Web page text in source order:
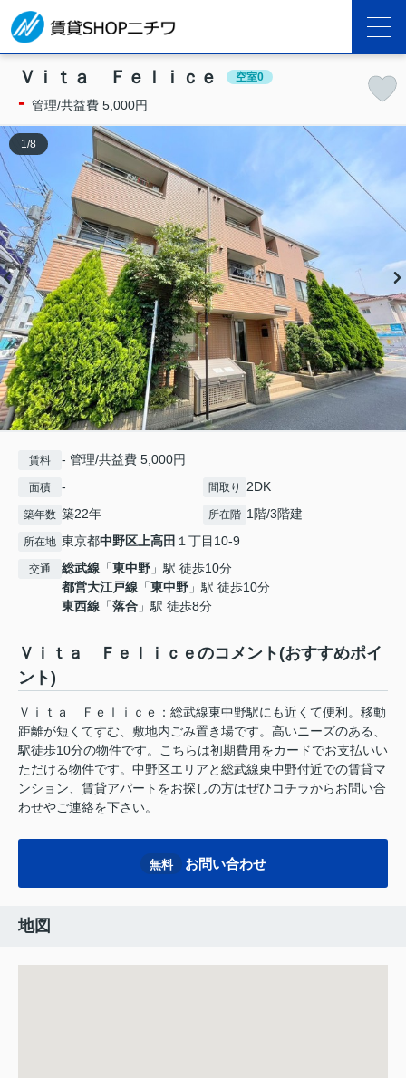
Ｖｉｔａ Ｆｅｌｉｃｅ 空室0
- 管理/共益費 5,000円
1 /8
賃料 - 管理/共益費 5,000円
面積 - 間取り 2DK
築年数 築22年 所在階 1階/3階建
所在地 東京都中野区 上高田 １丁目10-9
交通 総武線 「東中野 」駅 徒歩10分
都営大江戸線 「東中野 」駅 徒歩10分
東西線 「落合 」駅 徒歩8分
Ｖｉｔａ Ｆｅｌｉｃｅのコメント(おすすめポイ
ント)
Ｖｉｔａ Ｆｅｌｉｃｅ：総武線東中野駅にも近くて便利。移動
距離が短くてすむ、敷地内ごみ置き場です。高いニーズのある、
駅徒歩10分の物件です。こちらは初期費用をカードでお支払いい
ただける物件です。中野区エリアと総武線東中野付近での賃貸マ
ンション、賃貸アパートをお探しの方はぜひコチラからお問い合
わせやご連絡を下さい。
無料 お問い合わせ
地図